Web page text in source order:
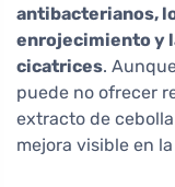
antibacterianos,
enrojecimiento y
cicatrices.
puede no ofrecer
extracto de
mejora visible en